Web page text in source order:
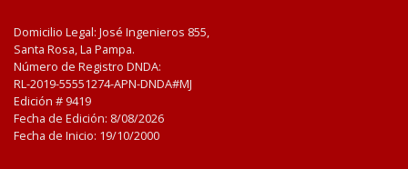
Domicilio Legal: José Ingenieros 855,
Santa Rosa, La Pampa.
Número de Registro DNDA:
RL-2019-55551274-APN-DNDA#MJ
Edición # 9419
Fecha de Edición: 8/08/2026
Fecha de Inicio: 19/10/2000